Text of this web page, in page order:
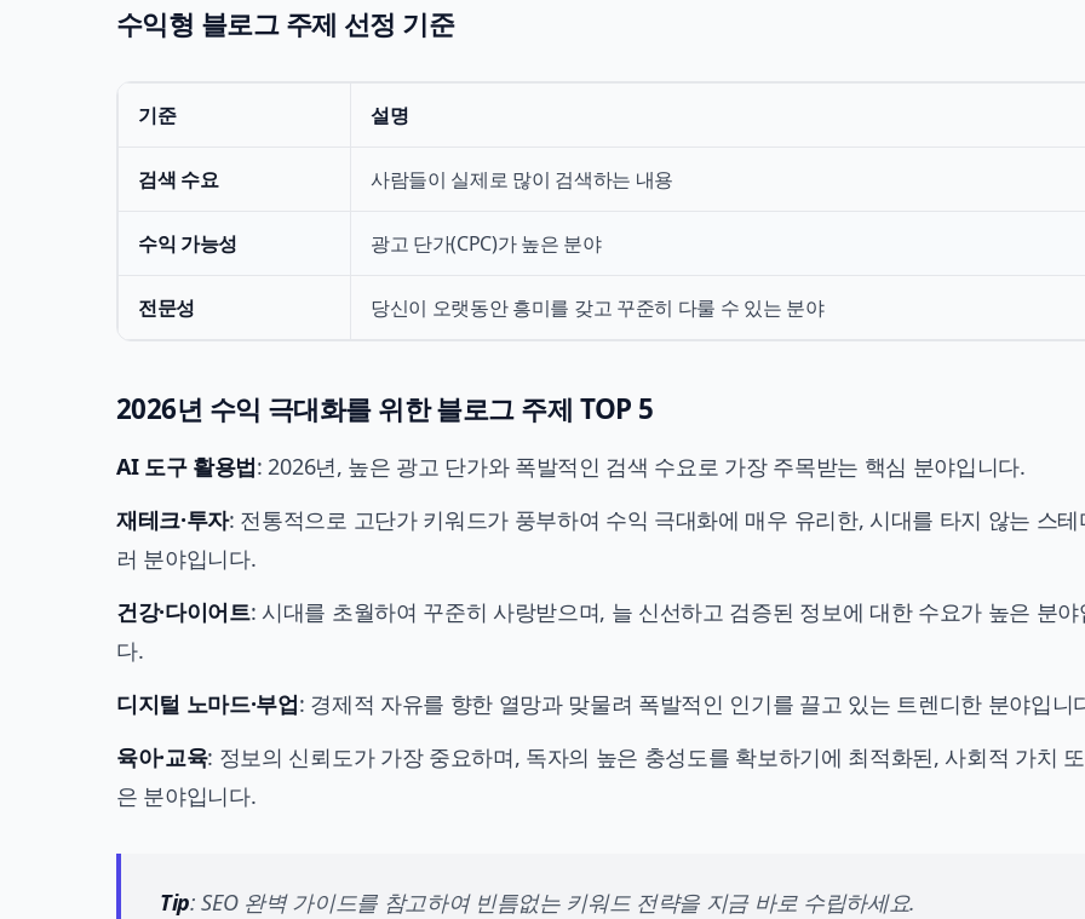
수익형 블로그 주제 선정 기준
기준 설명
검색 수요 사람들이 실제로 많이 검색하는 내용
수익 가능성 광고 단가(CPC)가 높은 분야
전문성 당신이 오랫동안 흥미를 갖고 꾸준히 다룰 수 있는 분야
2026년 수익 극대화를 위한 블로그 주제 TOP 5
AI 도구 활용법: 2026년, 높은 광고 단가와 폭발적인 검색 수요로 가장 주목받는 핵심 분야입니다.
재테크·투자: 전통적으로 고단가 키워드가 풍부하여 수익 극대화에 매우 유리한, 시대를 타지 않는 스테
러 분야입니다.
건강·다이어트: 시대를 초월하여 꾸준히 사랑받으며, 늘 신선하고 검증된 정보에 대한 수요가 높은 분야
다.
디지털 노마드·부업: 경제적 자유를 향한 열망과 맞물려 폭발적인 인기를 끌고 있는 트렌디한 분야입니
육아·교육: 정보의 신뢰도가 가장 중요하며, 독자의 높은 충성도를 확보하기에 최적화된, 사회적 가치
은 분야입니다.
Tip: SEO 완벽 가이드를 참고하여 빈틈없는 키워드 전략을 지금 바로 수립하세요.